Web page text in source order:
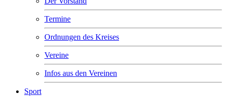
Termine
Ordnungen des Kreises
Vereine
Infos aus den Vereinen
Sport